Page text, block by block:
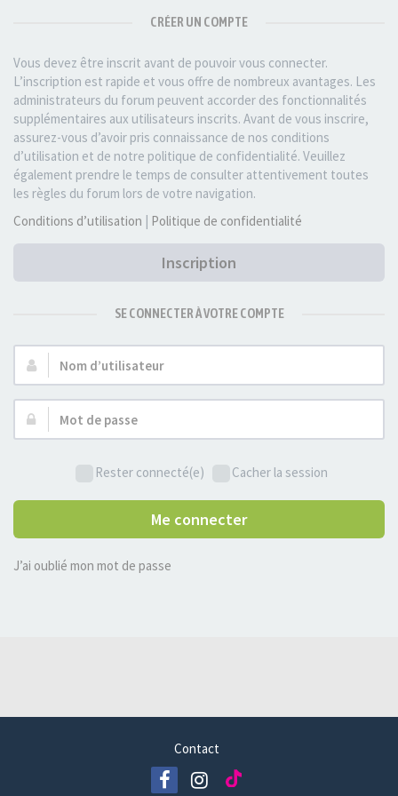
CRÉER UN COMPTE
Vous devez être inscrit avant de pouvoir vous connecter.
L’inscription est rapide et vous offre de nombreux avantages. Les
administrateurs du forum peuvent accorder des fonctionnalités
supplémentaires aux utilisateurs inscrits. Avant de vous inscrire,
assurez-vous d’avoir pris connaissance de nos conditions
d’utilisation et de notre politique de confidentialité. Veuillez
également prendre le temps de consulter attentivement toutes
les règles du forum lors de votre navigation.
Conditions d’utilisation | Politique de confidentialité
Inscription
SE CONNECTER À VOTRE COMPTE
Nom
d’utilisateur :
Mot
de
Rester connecté(e)
Cacher la session
Me connecter
J’ai oublié mon mot de passe
Contact